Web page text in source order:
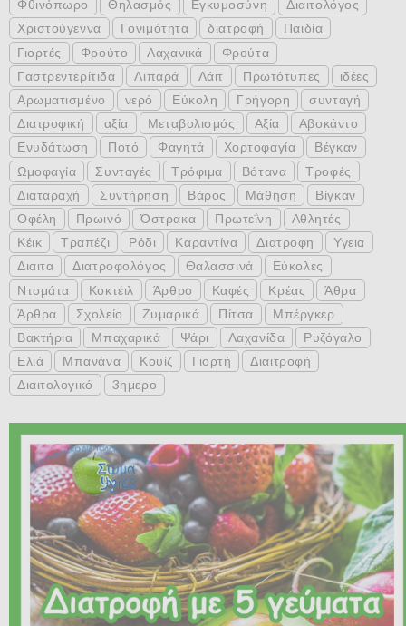
Φθινόπωρο
Θηλασμός Εγκυμοσύνη
Διαιτολόγος
Χριστούγεννα
Γονιμότητα διατροφή
Παιδία
Γιορτές
Φρούτο Λαχανικά
Φρούτα
Γαστρεντερίτιδα
Λιπαρά Λάιτ Πρωτότυπες
ιδέες
Αρωματισμένο
νερό Εύκολη Γρήγορη
συνταγή
Διατροφική
αξία Μεταβολισμός Αξία
Αβοκάντο
Ενυδάτωση
Ποτό Φαγητά Χορτοφαγία
Βέγκαν
Ωμοφαγία
Συνταγές Τρόφιμα Βότανα
Τροφές
Διαταραχή
Συντήρηση Βάρος Μάθηση
Βίγκαν
Οφέλη
Πρωινό Όστρακα Πρωτεΐνη
Αθλητές
Κέικ
Τραπέζι Ρόδι Καραντίνα Διατροφη
Υγεια
Διαιτα
Διατροφολόγος Θαλασσινά
Εύκολες
Ντομάτα
Κοκτέιλ Άρθρο Καφές Κρέας
Άθρα
Άρθρα
Σχολείο Ζυμαρικά Πίτσα
Μπέργκερ
Βακτήρια
Μπαχαρικά Ψάρι Λαχανίδα
Ρυζόγαλο
Ελιά
Μπανάνα Κουίζ Γιορτή
Διαιτροφή
Διαιτολογικό
3ημερο